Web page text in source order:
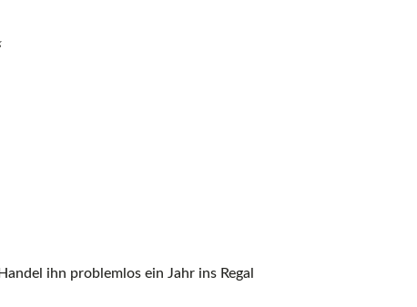
ihn problemlos ein Jahr ins Regal